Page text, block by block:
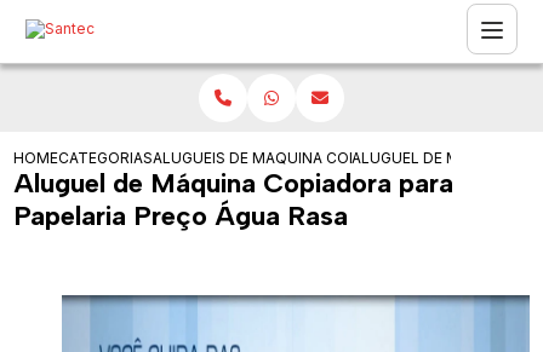
HOMECATEGORIASALUGUEIS DE COPIADORASMAQUINA COPIADORA COLORIDA PARA
ALUGUEL DE MAQUINA
Aluguel de Máquina Copiadora para
Papelaria Preço Água Rasa